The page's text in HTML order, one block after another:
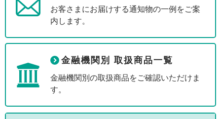
お客さまにお届けする通知物の一例をご案
内します。
金融機関別 取扱商品一覧
金融機関別の取扱商品をご確認いただけま
す。